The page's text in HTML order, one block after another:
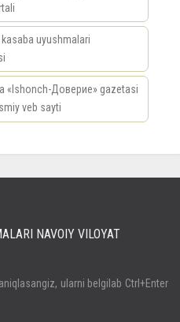
kasaba uyushmalari
«Ishonch-Доверие» gazetasi
veb sayti
NAVOIY VILOYAT
ularni belgilab Ctrl+Enter